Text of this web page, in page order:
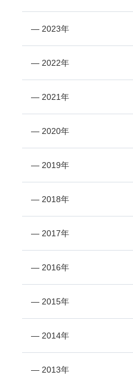
― 2023年
― 2022年
― 2021年
― 2020年
― 2019年
― 2018年
― 2017年
― 2016年
― 2015年
― 2014年
― 2013年